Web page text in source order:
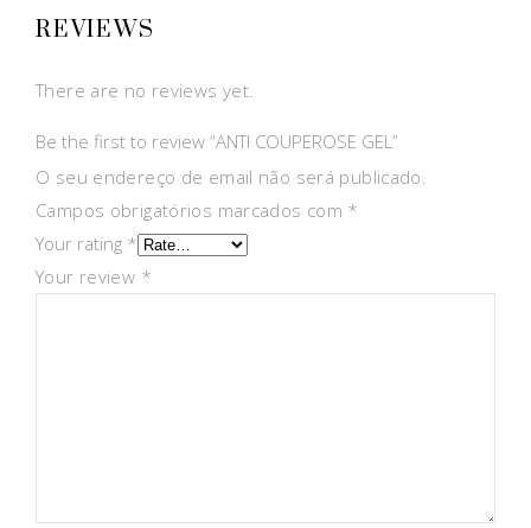
REVIEWS
There are no reviews yet.
Be the first to review “ANTI COUPEROSE GEL”
O seu endereço de email não será publicado.
Campos obrigatórios marcados com *
Your rating *
Your review *